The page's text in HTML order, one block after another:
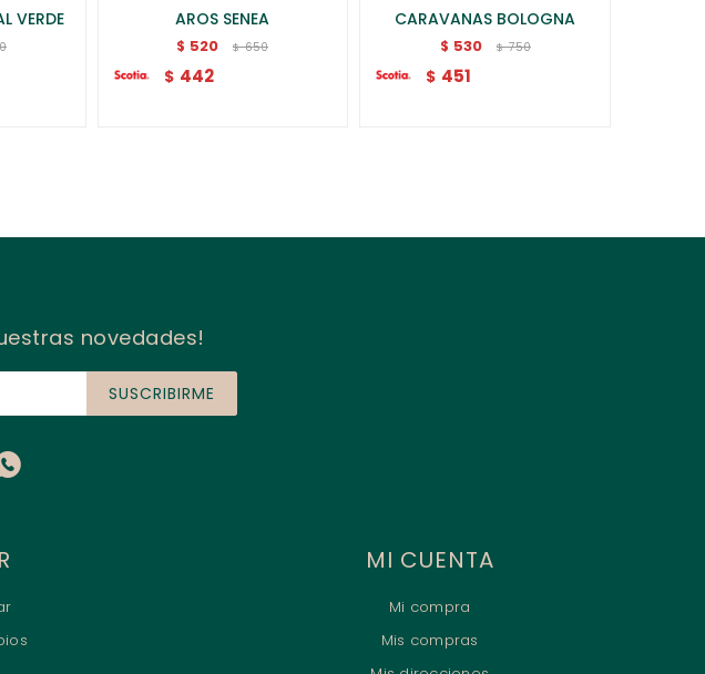
VERDE AROS SENEA
$ 520 $ 650
$ 442
CARAVANAS BOLOGNA
$ 530 $ 750
$ 451
MI CUENTA
Mi compra
Mis compras
novedades!
SUSCRIBIRME